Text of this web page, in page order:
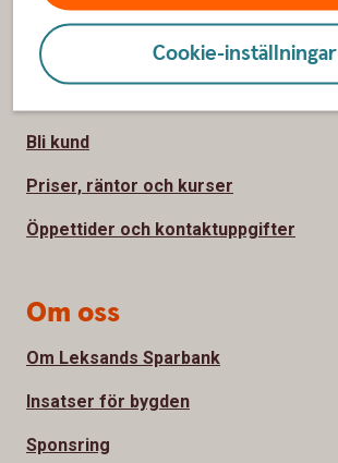
Cookie-inställningar
Kundservice
Spärrhjälp
Bli kund
Priser, räntor och kurser
Öppettider och kontaktuppgifter
Om oss
Om Leksands Sparbank
Insatser för bygden
Sponsring